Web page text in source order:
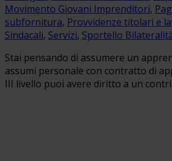
Movimento Giovani Imprenditori,
subfornitura, Provvidenze titolari e
Sindacali, Servizi, Sportello
Stai pensando di assumere un
assumi personale con contratto di
III livello puoi avere diritto a un